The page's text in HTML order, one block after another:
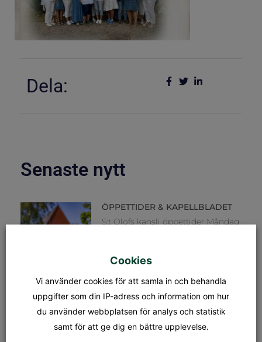
Dela:
Senaste nytt
ÖPPETTIDER & KAPELLBLADET
S:t Olofs kansli öppettider Måndag
Kapellet Står öppet från och
MÄSSA
SÖNDAG 9 AUGUSTI KL.18.00
Tionde söndagen efter trefaldighet
Dagens tema: Nådens gåvor Präst:
Cookies
Vi använder cookies för att samla in och behandla
uppgifter som din IP-adress och information om hur
du använder webbplatsen för analys och statistik
samt för att ge dig en bättre upplevelse.